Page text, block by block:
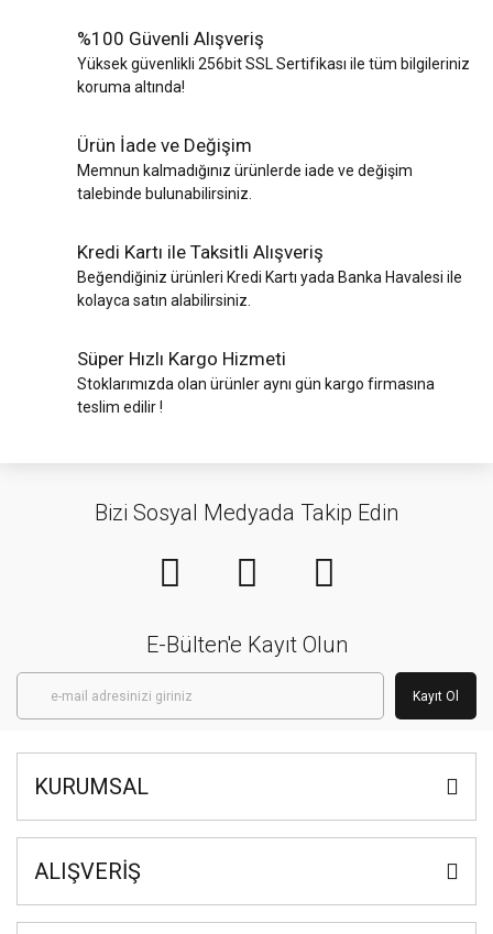
%100 Güvenli Alışveriş
Yüksek güvenlikli 256bit SSL Sertifikası ile tüm bilgileriniz
koruma altında!
Ürün İade ve Değişim
Memnun kalmadığınız ürünlerde iade ve değişim
talebinde bulunabilirsiniz.
Kredi Kartı ile Taksitli Alışveriş
Beğendiğiniz ürünleri Kredi Kartı yada Banka Havalesi ile
kolayca satın alabilirsiniz.
Süper Hızlı Kargo Hizmeti
Stoklarımızda olan ürünler aynı gün kargo firmasına
teslim edilir !
Bizi Sosyal Medyada Takip Edin
E-Bülten'e Kayıt Olun
Kayıt Ol
KURUMSAL
ALIŞVERİŞ